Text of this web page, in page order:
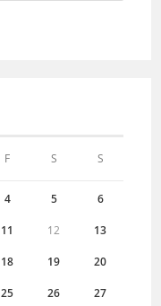
F S S
4 5 6
11 12 13
18 19 20
25 26 27